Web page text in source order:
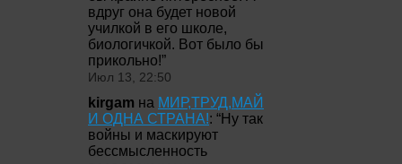
вдруг она будет новой
училкой в его школе,
биологичкой. Вот было бы
прикольно!”
Июл 13, 22:50
kirgam на МИР,ТРУД,МАЙ
И ОДНА СТРАНА!: “Ну так
войны и маскируют
бессмысленность